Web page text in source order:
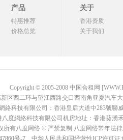
产品
特惠推荐
价格总览
关于
香港资质
关于我们
Copyright © 2005-2008 中国合租网
区西二环与望江西路交口西南角亚夏汽车大
絡科技有限公司：香港皇后大道中283號聯
八度網絡科技有限公司机房地址：香港葵湧
所有八度网络 © 严禁复制 八度网络常年法
号-7中华人民共和国经营性ICP许可证: